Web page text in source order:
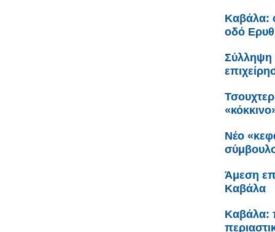
Καβάλα:
οδό
Σύλληψη
Νέο
Άμεση
Καβάλα
Καβάλα: